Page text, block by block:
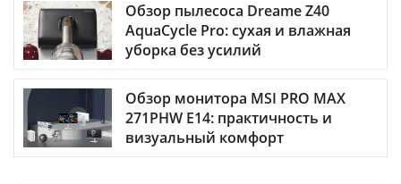
Обзор пылесоса Dreame Z40
AquaCycle Pro: сухая и влажная
уборка без усилий
Обзор монитора MSI PRO MAX
271PHW E14: практичность и
визуальный комфорт